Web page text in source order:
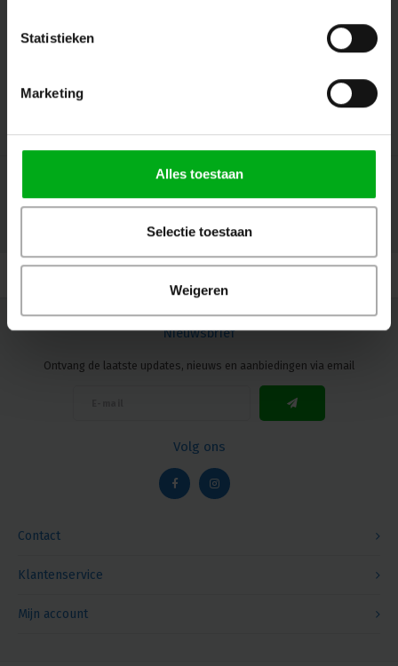
Statistieken
Marketing
Alles toestaan
Selectie toestaan
Weigeren
Contact
© Copyright 2026 Megalight sa/nv - Theme by
Contact
Nieuwsbrief
Ontvang de laatste updates, nieuws en aanbiedingen via email
Volg ons
Klantenservice
Mijn account